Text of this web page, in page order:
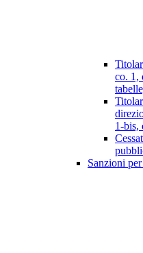
co. 1,
1-bis,
Sanzioni